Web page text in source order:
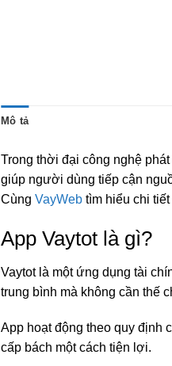
Mô tả
Trong thời đại công nghệ
giúp người dùng tiếp cận
Cùng VayWeb tìm hiểu chi
App Vaytot là gì?
Vaytot là một ứng dụng tài
trung bình mà không cần thế
App hoạt động theo quy định
cấp bách một cách tiện lợi.